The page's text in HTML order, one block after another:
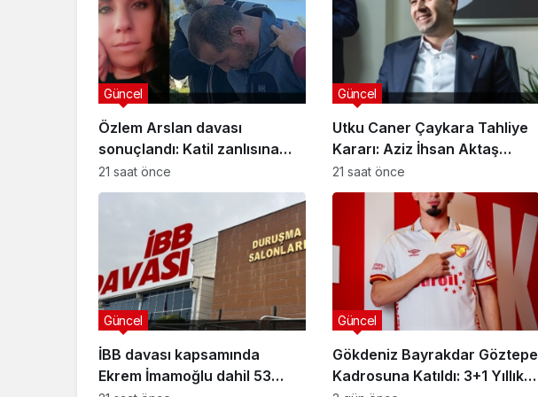
Özlem Arslan davası
sonuçlandı: Katil zanlısına
indirimsiz ağırlaştırılmış
müebbet hapis cezası verildi
Güncel
21 saat önce
Utku Caner Çaykara Tahliye
Kararı: Aziz İhsan Aktaş
Davasında Yeni Gelişme
Güncel
21 saat önce
İBB davası kapsamında
Ekrem İmamoğlu dahil 53
Güncel
Gökdeniz Bayrakdar Göztepe
Kadrosuna Katıldı: 3+1 Yıllık
Güncel
Güncel
Özlem Arslan davası
sonuçlandı: Katil zanlısına
indirimsiz ağırlaştırılmış
müebbet hapis cezası
verildi